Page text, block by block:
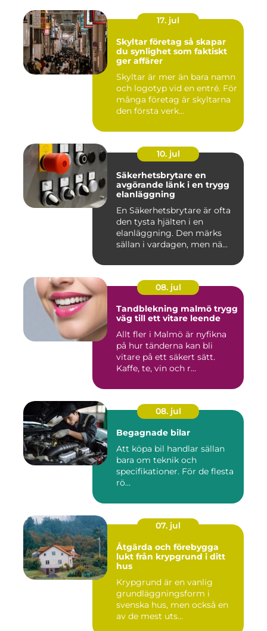
17. jul
Skyltar företag så skapar
du synlighet som faktiskt
ger affärer
Skyltar är mer än bara namn
och logotyp vid en entré. För
många företag är skyltarna
den första verk...
10. jul
Säkerhetsbrytare en
avgörande länk i en trygg
elanläggning
En Säkerhetsbrytare är ofta
den tysta hjälten i en
elanläggning. Den märks
sällan i vardagen, men nä...
08. jul
Tandblekning malmö trygg
väg till ett vitare leende
Allt fler i Malmö är nyfikna
på hur tänderna kan bli
vitare på ett säkert sätt.
Kaffe, te, vin och r...
08. jul
Begagnade bilar
Att köpa bil handlar sällan
bara om teknik och
specifikationer. För de flesta
rö...
07. jul
Åtgärda och förebygga
lukt från krypgrund i ditt
hus
Krypgrund är en vanlig
grundläggningsform i
svenska hus, men också en
av de mest uts...